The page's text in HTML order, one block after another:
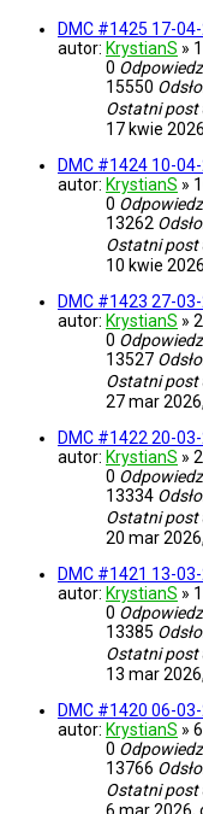
DMC #1425 17-
autor: KrystianS »
0
15550
Ostatni post
17 kwie
DMC #1424 10-
autor: KrystianS »
0
13262
Ostatni post
10 kwie
DMC #1423 27-
autor: KrystianS »
0
13527
Ostatni post
27 mar
DMC #1422 20-
autor: KrystianS »
0
13334
Ostatni post
20 mar
DMC #1421 13-
autor: KrystianS »
0
13385
Ostatni post
13 mar
DMC #1420 06-
autor: KrystianS »
0
13766
Ostatni post